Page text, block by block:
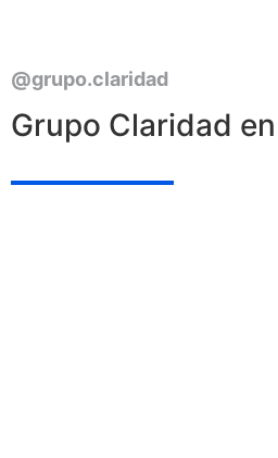
@grupo.claridad
Grupo Claridad